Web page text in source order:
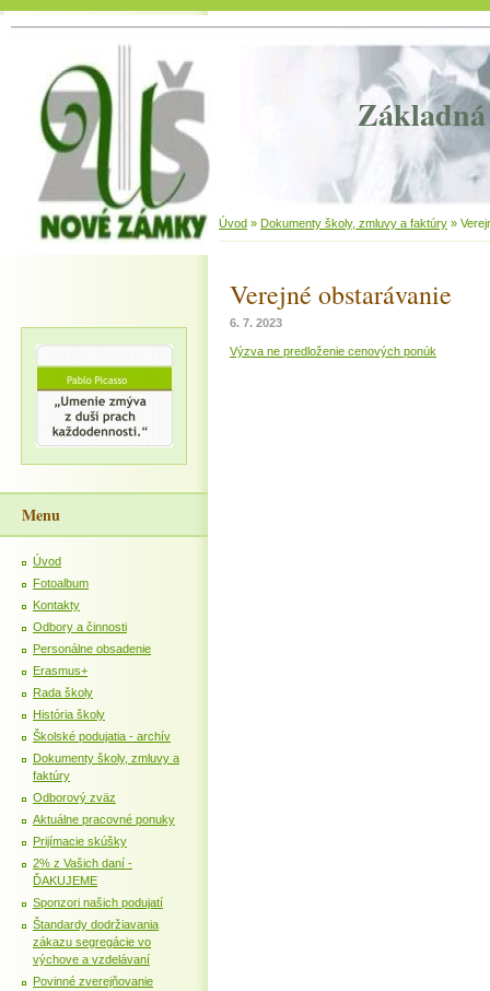
Základná
Úvod » Dokumenty školy, zmluvy a faktúry »
Verejné obstarávanie
6. 7. 2023
Výzva ne predloženie cenových ponúk
Menu
Úvod
Fotoalbum
Kontakty
Odbory a činnosti
Personálne obsadenie
Erasmus+
Rada školy
História školy
Školské podujatia - archív
Dokumenty školy, zmluvy a
faktúry
Odborový zväz
Aktuálne pracovné ponuky
Prijímacie skúšky
2% z Vašich daní -
ĎAKUJEME
Sponzori našich podujatí
Štandardy dodržiavania
zákazu segregácie vo
výchove a vzdelávaní
Povinné zverejňovanie